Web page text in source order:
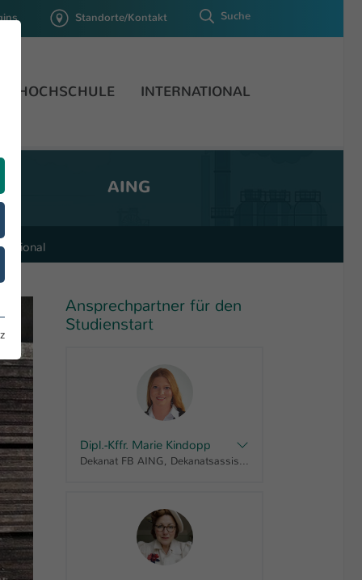
Standorte/Kontakt Suche
HOCHSCHULE INTERNATIONAL
AING
Ansprechpartner für den
Studienstart
Dipl.-Kffr. Marie Kindopp
Dekanat FB AING, Dekanatsassistentin, Prüfungsausschuss AING Bachelor, Prüfungsausschuss AING Master